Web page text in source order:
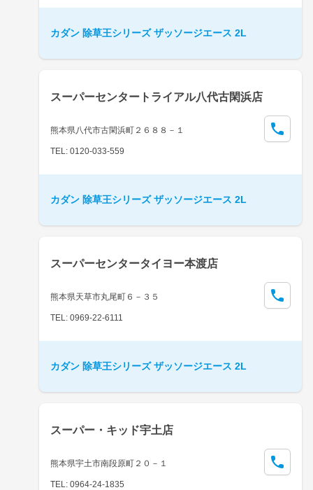
カダン 除草王シリーズ ザッソージエース 2L
スーパーセンタートライアル八代古閑浜店
熊本県八代市古閑浜町２６８８－１
TEL: 0120-033-559
カダン 除草王シリーズ ザッソージエース 2L
スーパーセンタータイヨー本渡店
熊本県天草市丸尾町６－３５
TEL: 0969-22-6111
カダン 除草王シリーズ ザッソージエース 2L
スーパー・キッド宇土店
熊本県宇土市南段原町２０－１
TEL: 0964-24-1835